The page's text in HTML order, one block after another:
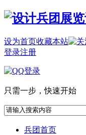
设为首页收藏本站
登录注册
只需一步，快速开始
兵团首页